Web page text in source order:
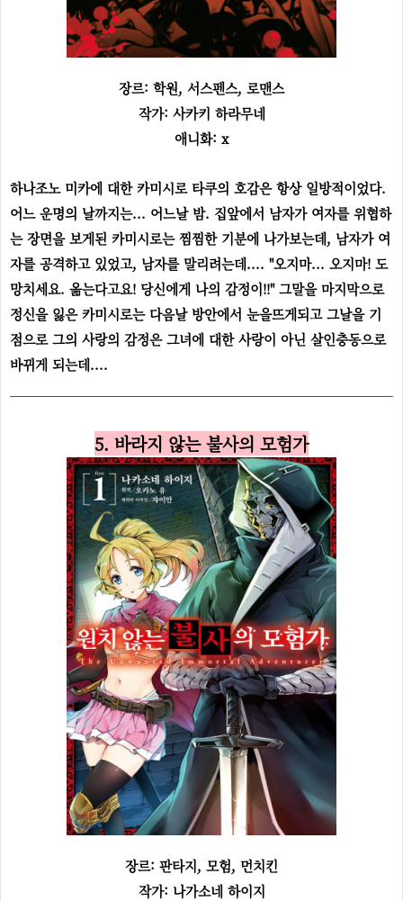
장르: 학원, 서스펜스, 로맨스
작가: 사카키 하라무네
애니화: x
하나조노 미카에 대한 카미시로 타쿠의 호감은 항상 일방적이었다.
어느 운명의 날까지는... 어느날 밤. 집앞에서 남자가 여자를 위협하
는 장면을 보게된 카미시로는 찜찜한 기분에 나가보는데, 남자가 여
자를 공격하고 있었고, 남자를 말리려는데.... "오지마... 오지마! 도
망치세요. 옮는다고요! 당신에게 나의 감정이!!" 그말을 마지막으로
정신을 잃은 카미시로는 다음날 방안에서 눈을뜨게되고 그날을 기
점으로 그의 사랑의 감정은 그녀에 대한 사랑이 아닌 살인충동으로
바뀌게 되는데....
5. 바라지 않는 불사의 모험가
장르: 판타지, 모험, 먼치킨
작가: 나가소네 하이지